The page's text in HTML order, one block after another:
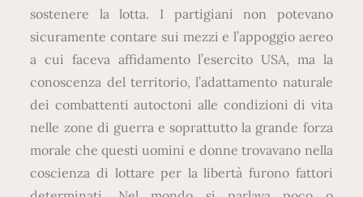
sostenere la lotta. I partigiani non potevano
sicuramente contare sui mezzi e l’appoggio aereo
a cui faceva affidamento l’esercito USA, ma la
conoscenza del territorio, l’adattamento naturale
dei combattenti autoctoni alle condizioni di vita
nelle zone di guerra e soprattutto la grande forza
morale che questi uomini e donne trovavano nella
coscienza di lottare per la libertà furono fattori